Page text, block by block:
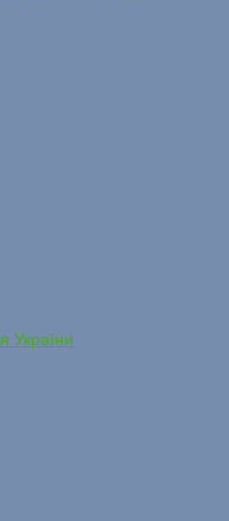
України